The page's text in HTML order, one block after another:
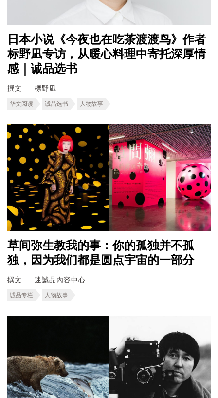
日本小说《今夜也在吃茶渡渡鸟》作者
标野凪专访，从暖心料理中寄托深厚情
感｜诚品选书
撰文 標野凪
华文阅读 诚品选书 人物故事
草间弥生教我的事：你的孤独并不孤
独，因为我们都是圆点宇宙的一部分
撰文 迷誠品內容中心
诚品专栏 人物故事